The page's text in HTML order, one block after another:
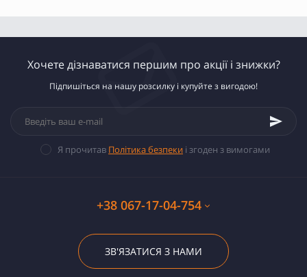
Хочете дізнаватися першим про акції і знижки?
Підпишіться на нашу розсилку і купуйте з вигодою!
Я прочитав Політика безпеки і згоден з вимогами
+38 067-17-04-754
ЗВ'ЯЗАТИСЯ З НАМИ